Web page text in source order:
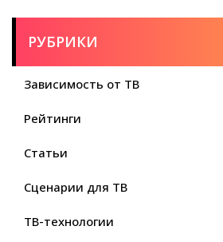
РУБРИКИ
Зависимость от ТВ
Рейтинги
Статьи
Сценарии для ТВ
ТВ-технологии